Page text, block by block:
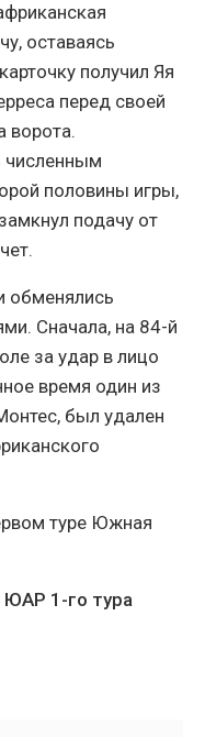
оставаясь
получил Яя
перед своей
ворота.
численным
половины игры,
подачу от
обменялись
Сначала, на 84-й
за удар в лицо
время один из
был удален
туре Южная
ЮАР 1-го тура